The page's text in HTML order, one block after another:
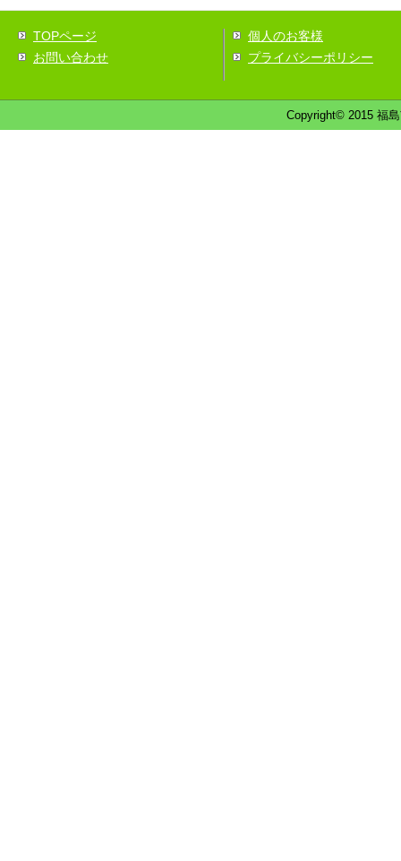
TOPページ
お問い合わせ
個人のお客様
プライバシーポリシー
Copyright© 2015 福